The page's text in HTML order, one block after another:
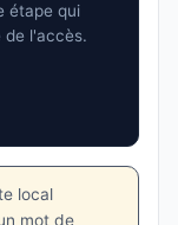
étape qui
de l'accès.
local
mot de